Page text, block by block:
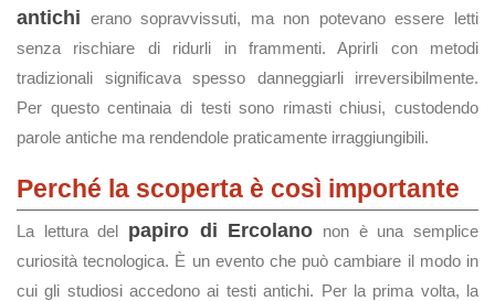
antichi erano sopravvissuti, ma non potevano essere letti
senza rischiare di ridurli in frammenti. Aprirli con metodi
tradizionali significava spesso danneggiarli irreversibilmente.
Per questo centinaia di testi sono rimasti chiusi, custodendo
parole antiche ma rendendole praticamente irraggiungibili.
Perché la scoperta è così importante
La lettura del papiro di Ercolano non è una semplice
curiosità tecnologica. È un evento che può cambiare il modo in
cui gli studiosi accedono ai testi antichi. Per la prima volta, la